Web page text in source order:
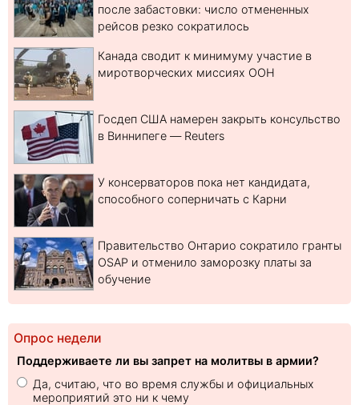
после забастовки: число отмененных
рейсов резко сократилось
Канада сводит к минимуму участие в
миротворческих миссиях ООН
Госдеп США намерен закрыть консульство
в Виннипеге — Reuters
У консерваторов пока нет кандидата,
способного соперничать с Карни
Правительство Онтарио сократило гранты
OSAP и отменило заморозку платы за
обучение
Опрос недели
Поддерживаете ли вы запрет на молитвы в армии?
Да, считаю, что во время службы и официальных
мероприятий это ни к чему